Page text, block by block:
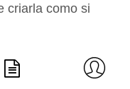
criarla como si